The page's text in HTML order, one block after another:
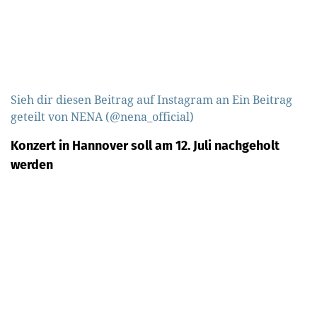
Sieh dir diesen Beitrag auf Instagram anEin Beitrag
geteilt von NENA (@nena_official)
Konzert in Hannover soll am 12. Juli nachgeholt
werden